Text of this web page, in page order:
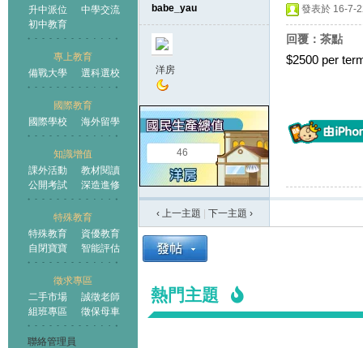
升中派位
中學交流
初中教育
專上教育
備戰大學
選科選校
國際教育
國際學校
海外留學
知識增值
課外活動
教材閱讀
公開考試
深造進修
特殊教育
特殊教育
資優教育
自閉寶寶
智能評估
徵求專區
二手市場
誠徵老師
組班專區
徵保母車
聯絡管理員
babe_yau
洋房
46
發表於 16-7-
回覆：茶點
$2500 per
‹ 上一主題 下一主題 ›
熱門主題